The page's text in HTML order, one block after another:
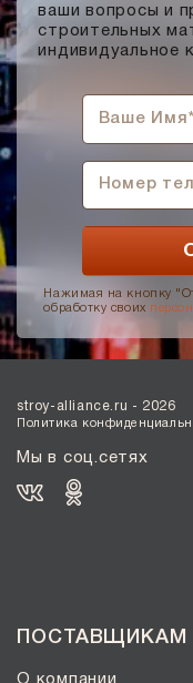
ваши вопросы и
строительных
индивидуальное
Нажимая на кнопку
обработку своих
stroy-alliance.ru - 2026
Политика
Мы в соц.сетях
ПОСТАВЩИКАМ
О компании